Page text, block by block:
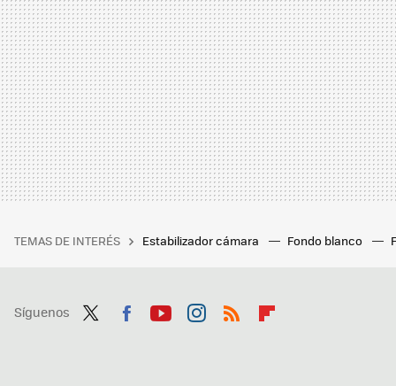
TEMAS DE INTERÉS Estabilizador cámara Fondo blanco
Síguenos